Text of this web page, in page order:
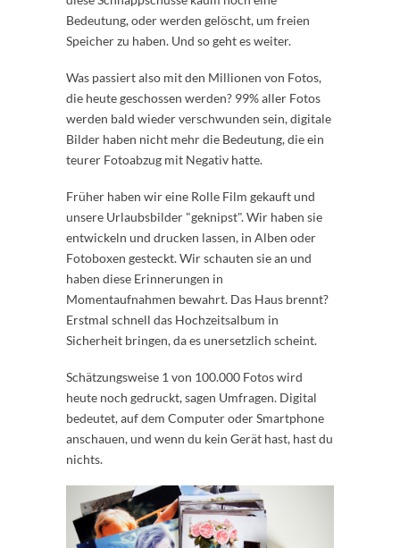
Bedeutung, oder werden gelöscht, um freien
Speicher zu haben. Und so geht es weiter.
Was passiert also mit den Millionen von Fotos,
die heute geschossen werden? 99% aller Fotos
werden bald wieder verschwunden sein, digitale
Bilder haben nicht mehr die Bedeutung, die ein
teurer Fotoabzug mit Negativ hatte.
Früher haben wir eine Rolle Film gekauft und
unsere Urlaubsbilder "geknipst". Wir haben sie
entwickeln und drucken lassen, in Alben oder
Fotoboxen gesteckt. Wir schauten sie an und
haben diese Erinnerungen in
Momentaufnahmen bewahrt. Das Haus brennt?
Erstmal schnell das Hochzeitsalbum in
Sicherheit bringen, da es unersetzlich scheint.
Schätzungsweise 1 von 100.000 Fotos wird
heute noch gedruckt, sagen Umfragen. Digital
bedeutet, auf dem Computer oder Smartphone
anschauen, und wenn du kein Gerät hast, hast du
nichts.